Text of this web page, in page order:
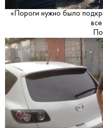
«Пороги нужно было